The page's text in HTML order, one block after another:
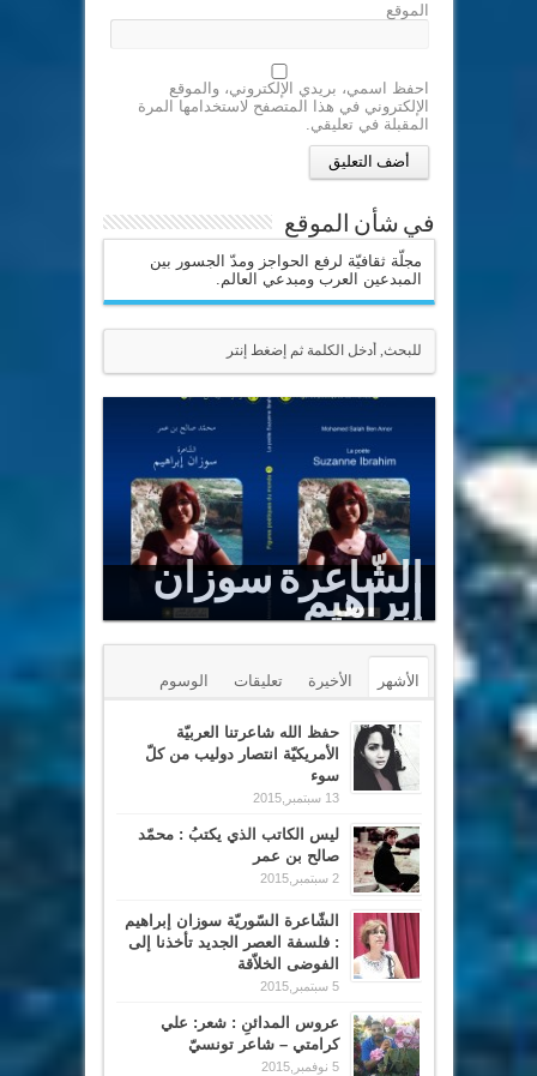
الموقع
احفظ اسمي، بريدي الإلكتروني، والموقع
الإلكتروني في هذا المتصفح لاستخدامها المرة
المقبلة في تعليقي.
في شأن الموقع
مجلّة ثقافيّة لرفع الحواجز ومدّ الجسور بين
المبدعين العرب ومبدعي العالم.
الشّاعرة سوزان
إبراهيم
Le Sommet est un puits renversé
الأشهر الأخيرة تعليقات الوسوم
حفظ الله شاعرتنا العربيّة
الأمريكيّة انتصار دوليب من كلّ
سوء
13 سبتمبر,2015
ليس الكاتب الذي يكتبُ : محمّد
صالح بن عمر
2 سبتمبر,2015
الشّاعرة السّوريّة سوزان إبراهيم
: فلسفة العصر الجديد تأخذنا إلى
الفوضى الخلاّقة
5 سبتمبر,2015
عروس المدائنِ : شعر: علي
كرامتي – شاعر تونسيّ
5 نوفمبر,2015